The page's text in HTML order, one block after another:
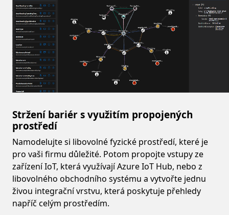
Stržení bariér s využitím propojených
prostředí
Namodelujte si libovolné fyzické prostředí, které je
pro vaši firmu důležité. Potom propojte vstupy ze
zařízení IoT, která využívají Azure IoT Hub, nebo z
libovolného obchodního systému a vytvořte jednu
živou integrační vrstvu, která poskytuje přehledy
napříč celým prostředím.